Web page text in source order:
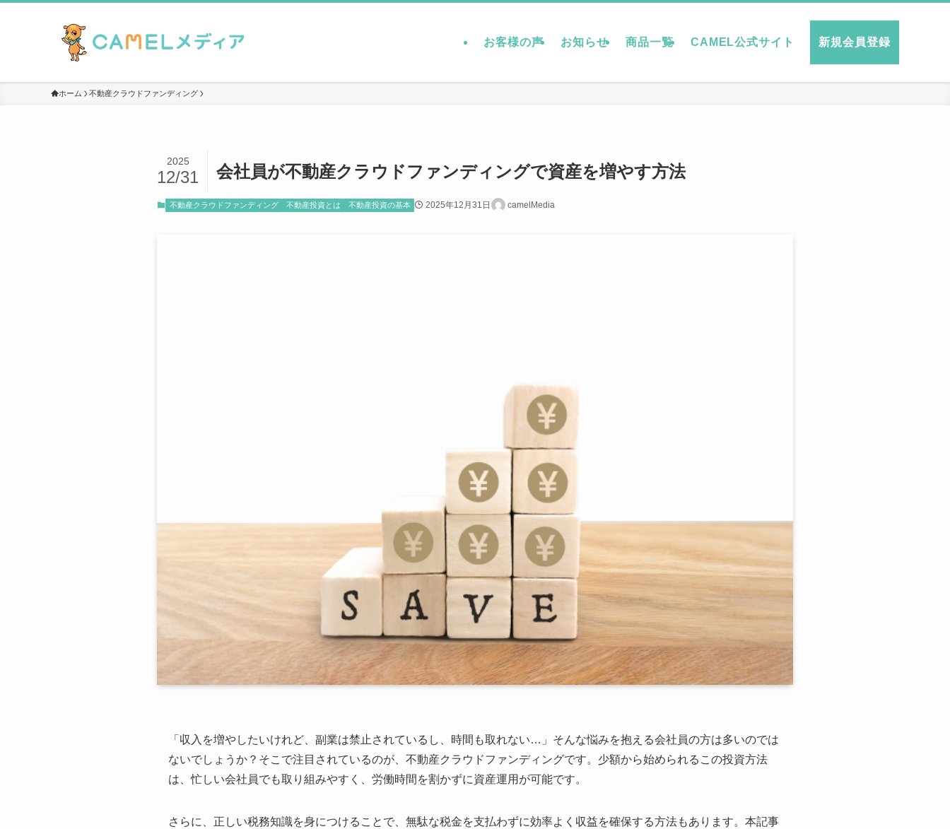
お客様の声 お知らせ 商品一覧 CAMEL公式サイト 新規会員登録
ホーム 不動産クラウドファンディング
会社員が不動産クラウドファンディングで資産を増やす方法
2025
12/31
不動産クラウドファンディング 不動産投資とは 不動産投資の基本 2025年12月31日 camelMedia
「収入を増やしたいけれど、副業は禁止されているし、時間も取れない…」そんな悩みを抱える会社員の方は多いのでは
ないでしょうか？そこで注目されているのが、不動産クラウドファンディングです。少額から始められるこの投資方法
は、忙しい会社員でも取り組みやすく、労働時間を割かずに資産運用が可能です。
さらに、正しい税務知識を身につけることで、無駄な税金を支払わずに効率よく収益を確保する方法もあります。本記事